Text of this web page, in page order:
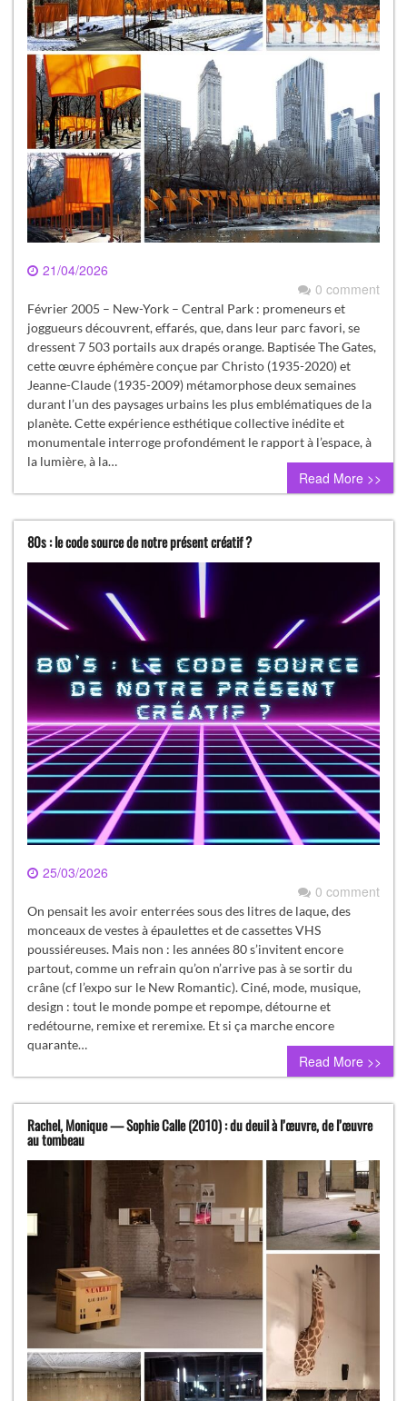
21/04/2026
0 comment
Février 2005 – New-York – Central Park : promeneurs et
joggueurs découvrent, effarés, que, dans leur parc favori, se
dressent 7 503 portails aux drapés orange. Baptisée The Gates,
cette œuvre éphémère conçue par Christo (1935-2020) et
Jeanne-Claude (1935-2009) métamorphose deux semaines
durant l’un des paysages urbains les plus emblématiques de la
planète. Cette expérience esthétique collective inédite et
monumentale interroge profondément le rapport à l’espace, à
la lumière, à la…
Read More >>
80s : le code source de notre présent créatif ?
25/03/2026
0 comment
On pensait les avoir enterrées sous des litres de laque, des
monceaux de vestes à épaulettes et de cassettes VHS
poussiéreuses. Mais non : les années 80 s’invitent encore
partout, comme un refrain qu’on n’arrive pas à se sortir du
crâne (cf l’expo sur le New Romantic). Ciné, mode, musique,
design : tout le monde pompe et repompe, détourne et
redétourne, remixe et reremixe. Et si ça marche encore
quarante…
Read More >>
Rachel, Monique — Sophie Calle (2010) : du deuil à l’œuvre, de l’œuvre
au tombeau